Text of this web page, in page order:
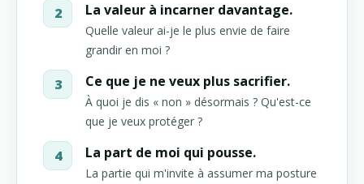
La valeur à incarner davantage.
Quelle valeur ai-je le plus envie de faire
grandir en moi ?
Ce que je ne veux plus sacrifier.
À quoi je dis « non » désormais ? Qu'est-ce
que je veux protéger ?
La part de moi qui pousse.
La partie qui m'invite à assumer ma posture